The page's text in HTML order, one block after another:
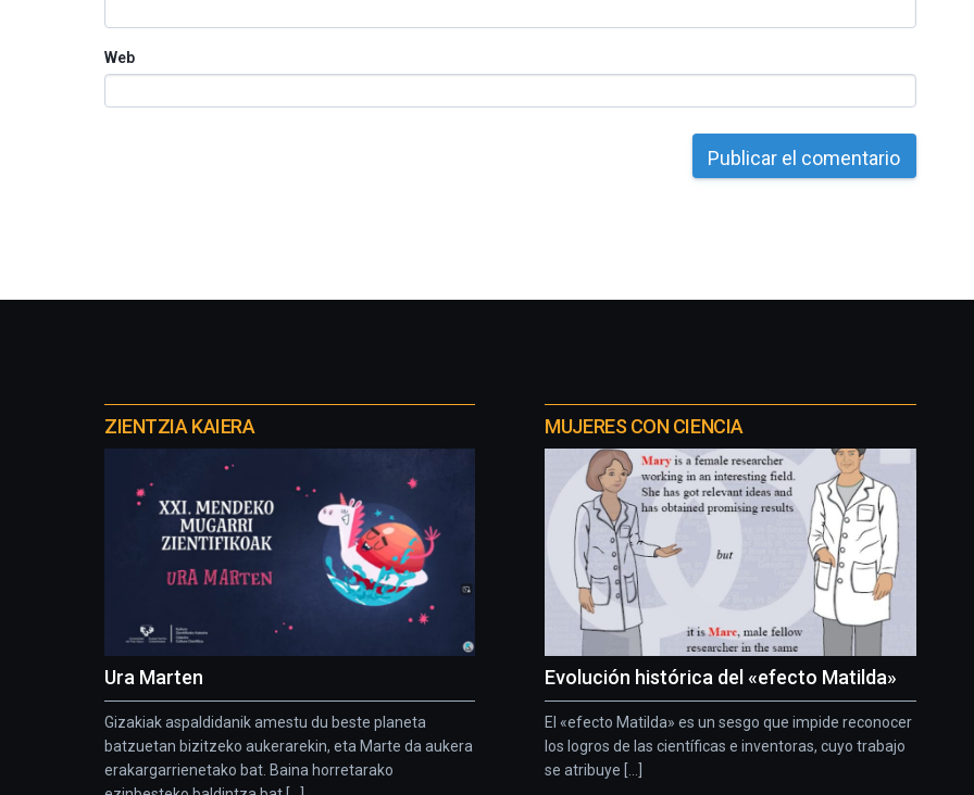
Web
proyectos
ZIENTZIA KAIERA
Ura Marten
Gizakiak aspaldidanik amestu du beste planeta
batzuetan bizitzeko aukerarekin, eta Marte da aukera
erakargarrienetako bat. Baina horretarako
MUJERES CON CIENCIA
Evolución histórica del «efecto Matilda»
El «efecto Matilda» es un sesgo que impide reconocer
los logros de las científicas e inventoras, cuyo trabajo
se atribuye [...]